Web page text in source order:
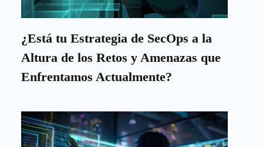
¿Está tu Estrategia de SecOps a la
Altura de los Retos y Amenazas que
Enfrentamos Actualmente?